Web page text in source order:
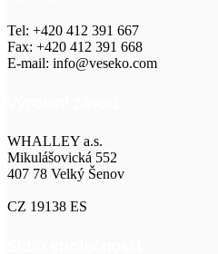
Tel: +420 412 391 667
Fax: +420 412 391 668
E-mail: info@veseko.com
WHALLEY a.s.
Mikulášovická 552
407 78 Velký Šenov
CZ 19138 ES